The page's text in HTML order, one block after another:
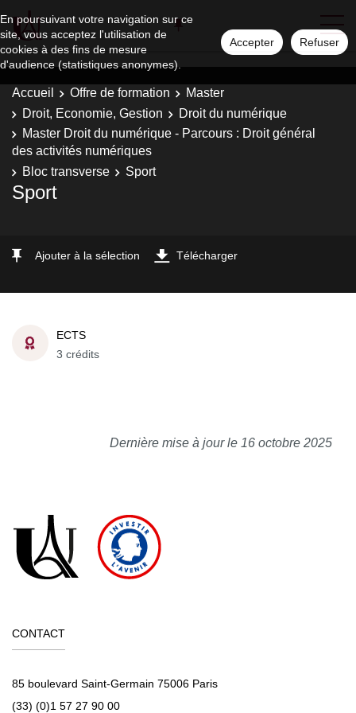
En poursuivant votre navigation sur ce
site, vous acceptez l'utilisation de
cookies à des fins de mesure
d'audience (statistiques anonymes).
Accepter Refuser
Accueil Offre de formation
Master
Droit, Economie, Gestion
Droit du numérique
Master Droit du numérique - Parcours : Droit général
des activités numériques
Bloc transverse
Sport
Sport
Ajouter à la sélection Télécharger
ECTS
3 crédits
Dernière mise à jour le 16 octobre 2025
CONTACT
85 boulevard Saint-Germain 75006 Paris
(33) (0)1 57 27 90 00